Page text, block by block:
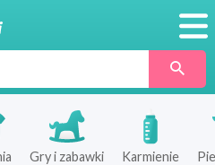
Gry i zabawki Karmienie